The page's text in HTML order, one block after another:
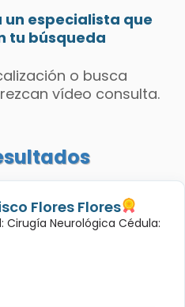
un especialista que
tu búsqueda
o busca
vídeo consulta.
Flores Flores
Cirugía Neurológica Cédula: